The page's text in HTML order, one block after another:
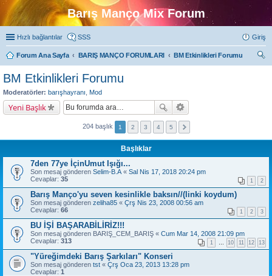
Barış Manço Mix Forum
Hızlı bağlantılar SSS Giriş
Forum Ana Sayfa BARIŞ MANÇO FORUMLARI
BM Etkinlikleri Forumu
BM Etkinlikleri Forumu
Moderatörler: barışhayranı Mod
Yeni Başlık
204 başlık 1 2 3 4 5
Başlıklar
7den 77ye İçinUmut Işığı...
Son mesaj gönderen Selim-B.A « Sal Nis 17, 2018 20:24 pm
Cevaplar: 35 1 2
Barış Manço'yu seven kesinlikle baksın//(linki koydum)
Son mesaj gönderen zeliha85 « Çrş Nis 23, 2008 00:56 am
Cevaplar: 66 1 2 3
BU İŞİ BAŞARABİLİRİZ!!!
Son mesaj gönderen BARIŞ_CEM_BARIŞ « Cum Mar 14, 2008 21:09 pm
Cevaplar: 313 1 10 11 12 13
"Yüreğimdeki Barış Şarkıları" Konseri
Son mesaj gönderen tst « Çrş Oca 23, 2013 13:28 pm
Cevaplar: 1